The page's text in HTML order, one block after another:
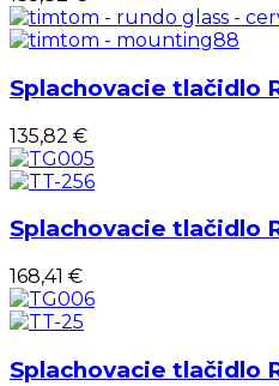
Splachovacie tlačidlo
135,82 €
Splachovacie tlačidlo
168,41 €
Splachovacie tlačidlo